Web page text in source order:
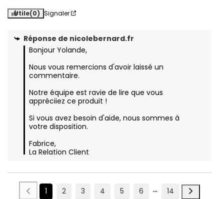
Utile(0) Signaler
Réponse de nicolebernard.fr
Bonjour Yolande,
Nous vous remercions d'avoir laissé un
commentaire.
Notre équipe est ravie de lire que vous
appréciiez ce produit !
Si vous avez besoin d'aide, nous sommes à
votre disposition.
Fabrice,
La Relation Client
1 2 3 4 5 6 14